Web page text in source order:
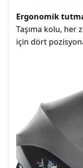
Ergonomik
Taşıma kolu,
için dört